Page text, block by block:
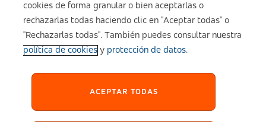
Política de cookies
Configuración de cookies
Política de Privacidad
cookies de forma granular o bien aceptarlas o
rechazarlas todas haciendo clic en "Aceptar todas" o
"Rechazarlas todas". También puedes consultar nuestra
política de cookiesy protección de datos.
ACEPTAR TODAS